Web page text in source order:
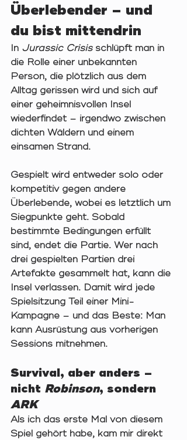
Überlebender – und
du bist mittendrin
In Jurassic Crisis schlüpft man in
die Rolle einer unbekannten
Person, die plötzlich aus dem
Alltag gerissen wird und sich auf
einer geheimnisvollen Insel
wiederfindet – irgendwo zwischen
dichten Wäldern und einem
einsamen Strand.
Gespielt wird entweder solo oder
kompetitiv gegen andere
Überlebende, wobei es letztlich um
Siegpunkte geht. Sobald
bestimmte Bedingungen erfüllt
sind, endet die Partie. Wer nach
drei gespielten Partien drei
Artefakte gesammelt hat, kann die
Insel verlassen. Damit wird jede
Spielsitzung Teil einer Mini-
Kampagne – und das Beste: Man
kann Ausrüstung aus vorherigen
Sessions mitnehmen.
Survival, aber anders –
nicht Robinson, sondern
ARK
Als ich das erste Mal von diesem
Spiel gehört habe, kam mir direkt